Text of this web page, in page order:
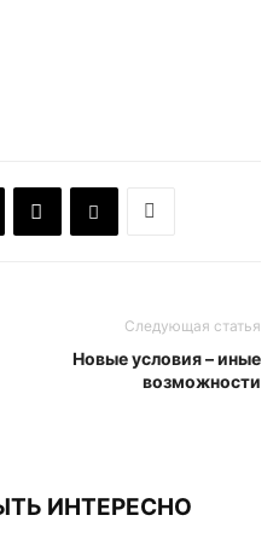
Следующая статья
Новые условия – ​иные
возможности
ИНТЕРЕСНО